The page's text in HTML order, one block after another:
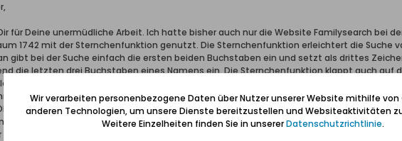
für Deine unermüdliche Arbeit. Ich hatte bisher auch nur die Website Familysearch bei
1742 mit der Sternchenfunktion genutzt. Die Sternchenfunktion erleichtert die Suche
gibt bei der Suche einfach die ersten beiden Buchstaben ein und setzt als drittes
die letzten drei Buchstaben eines Namens ein. Die Sternchenfunktion klappt auch auf
gute Ergebnisse erzielen. Eine Datenauswertung von Deiner Excel-Liste ist gegenüber
nur in Deiner Liste findet man zusätzliche Hinweise zu einer Person, die man in
der Salomon Bielefeld aus Gottswalde, der mit Catharina Spankau verheiratet war, der
25.10.1678 in Kriefkohl Barbara Hacker heiratete, wird nicht zu klären sein. Die weiteren
werden können.
Wir verarbeiten personenbezogene Daten über Nutzer unserer Website mithilfe von
anderen Technologien, um unsere Dienste bereitzustellen und Websiteaktivitäten
Weitere Einzelheiten finden Sie in unsererDatenschutzrichtlinie.